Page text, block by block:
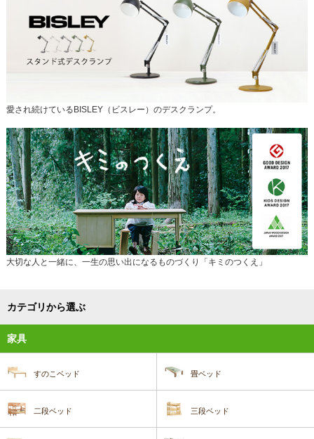
愛され続けているBISLEY（ビスレー）のデスクランプ。
大切な人と一緒に、一生の思い出になるものづくり「キミのつくえ」
カテゴリから選ぶ
家具
すのこベッド 畳ベッド
二段ベッド 三段ベッド